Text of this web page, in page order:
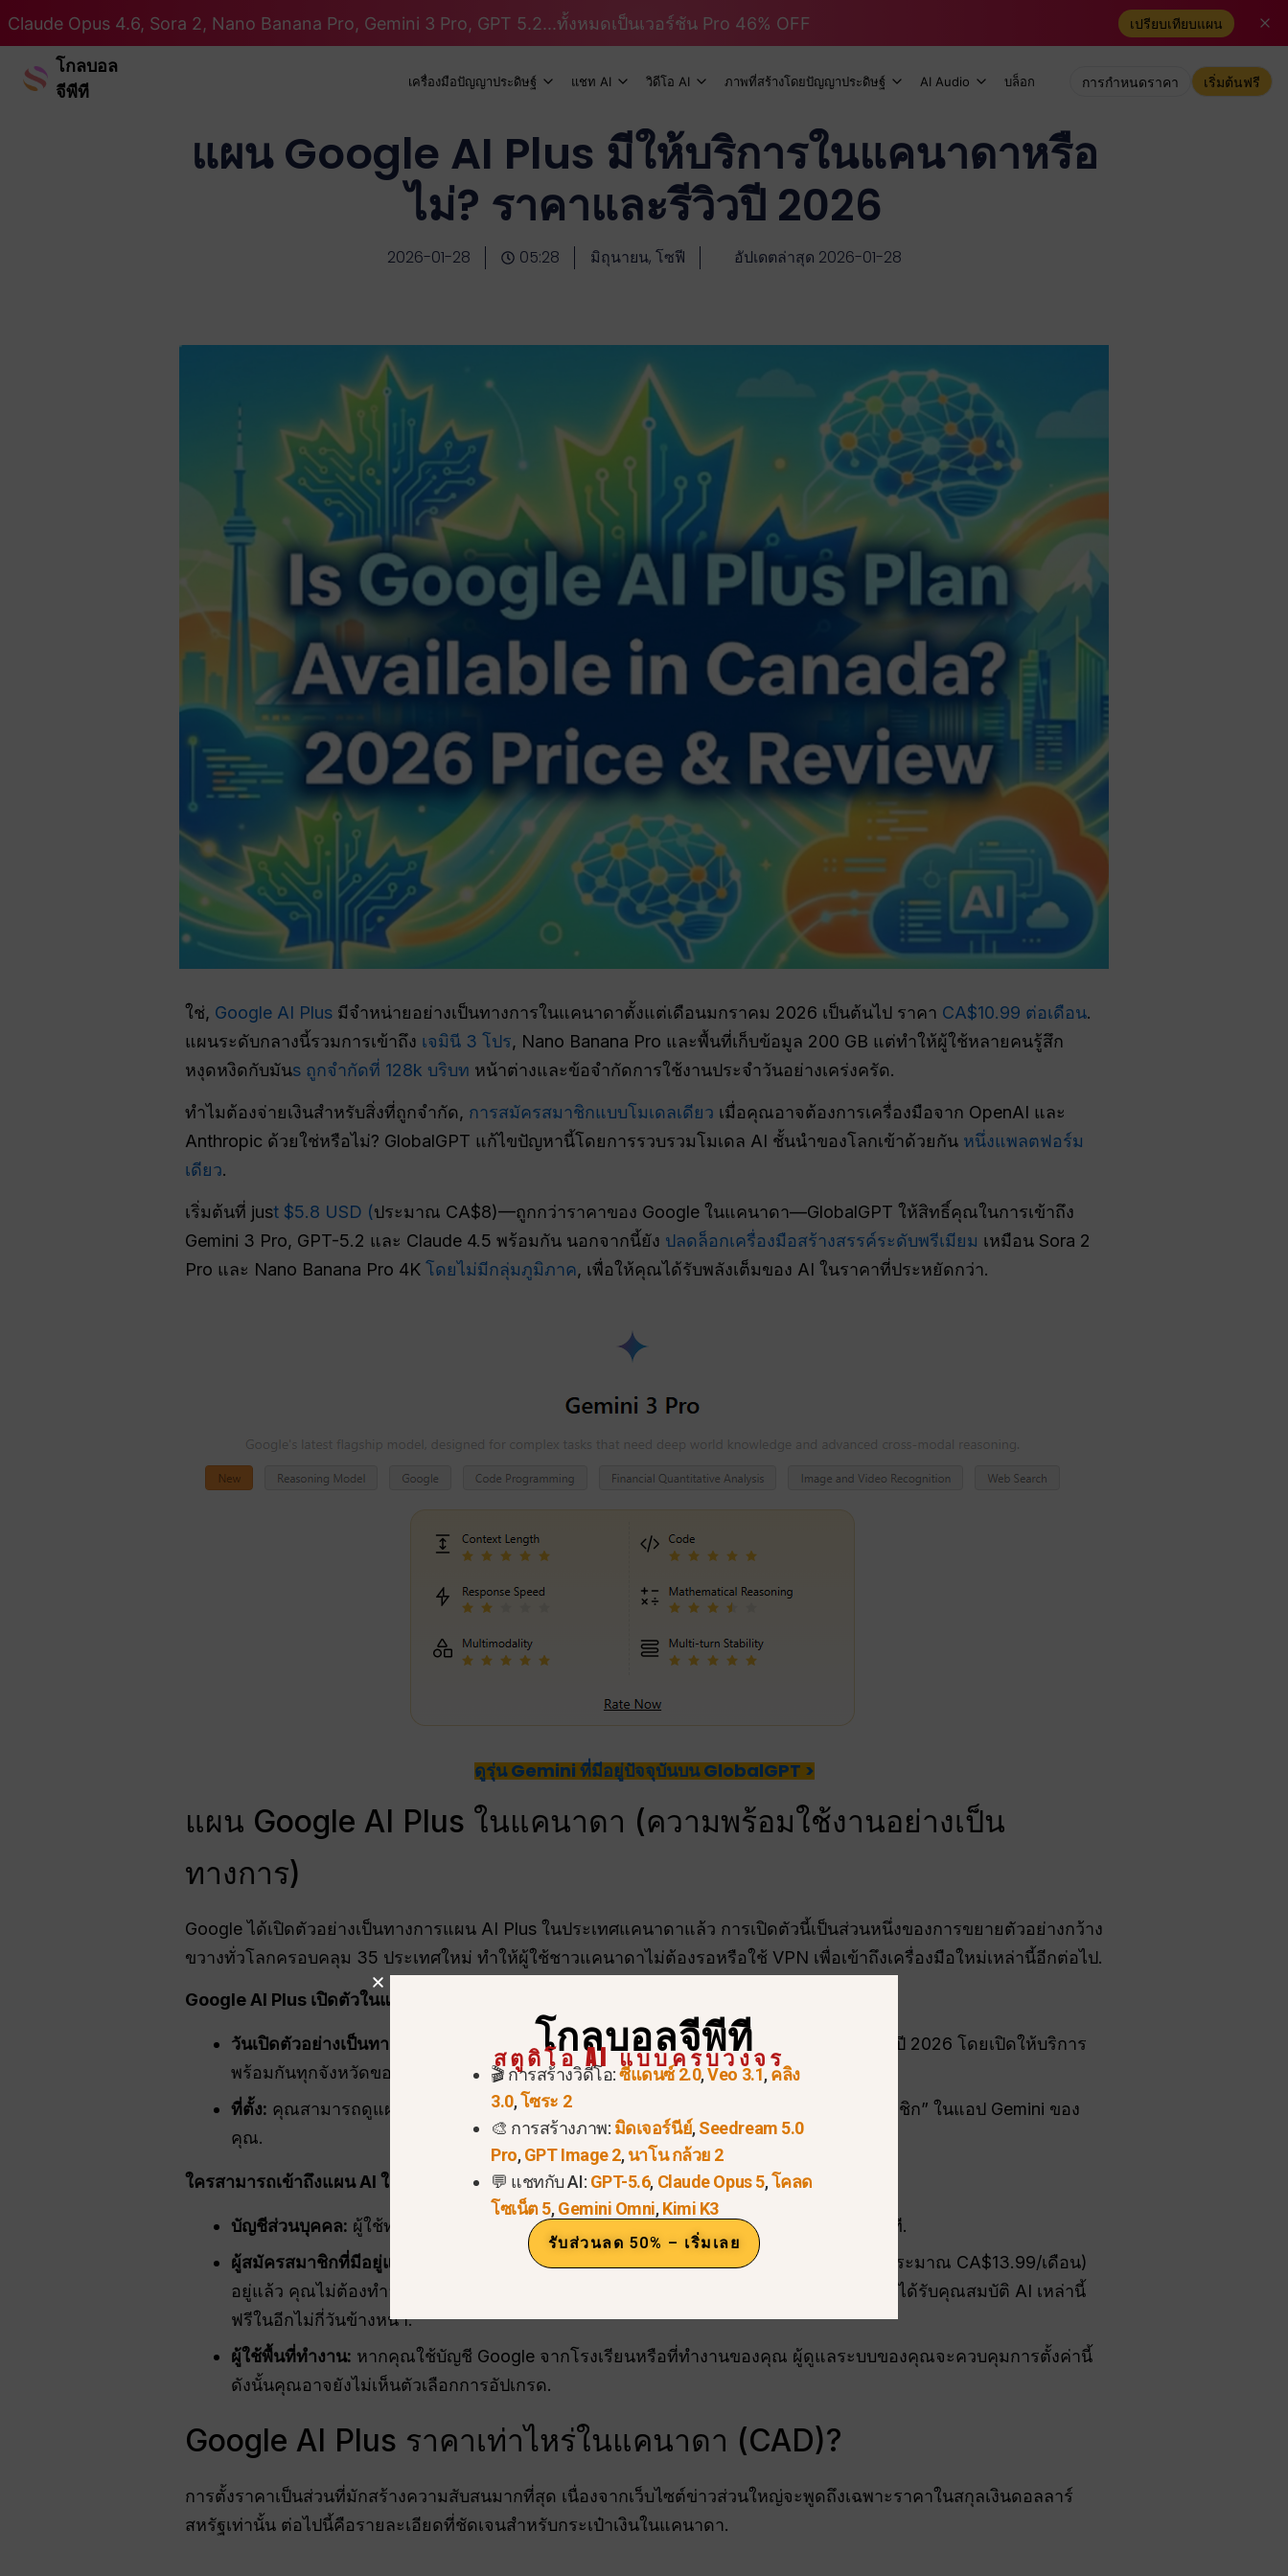
Claude Opus 4.6, Sora 2, Nano Banana Pro, Gemini 3 Pro, GPT 5.2...ทั้งหมดเป็นเวอร์ชัน Pro 46% OFF เปรียบเทียบแผน
โกลบอล
จีพีที
เครื่องมือปัญญาประดิษฐ์ แชท AI วิดีโอ AI ภาพที่สร้างโดยปัญญาประดิษฐ์ AI Audio บล็อก การกำหนดราคา เริ่มต้นฟรี
แผน Google AI Plus มีให้บริการในแคนาดาหรือ
ไม่? ราคาและรีวิวปี 2026
2026-01-28 05:28 มิถุนายน, โซฟี อัปเดตล่าสุด 2026-01-28
ใช่, Google AI Plus มีจำหน่ายอย่างเป็นทางการในแคนาดาตั้งแต่เดือนมกราคม 2026 เป็นต้นไป ราคา CA$10.99 ต่อเดือน.
แผนระดับกลางนี้รวมการเข้าถึง เจมินี 3 โปร, Nano Banana Pro และพื้นที่เก็บข้อมูล 200 GB แต่ทำให้ผู้ใช้หลายคนรู้สึก
หงุดหงิดกับมันs ถูกจำกัดที่ 128k บริบท หน้าต่างและข้อจำกัดการใช้งานประจำวันอย่างเคร่งครัด.
ทำไมต้องจ่ายเงินสำหรับสิ่งที่ถูกจำกัด, การสมัครสมาชิกแบบโมเดลเดียว เมื่อคุณอาจต้องการเครื่องมือจาก OpenAI และ
Anthropic ด้วยใช่หรือไม่? GlobalGPT แก้ไขปัญหานี้โดยการรวบรวมโมเดล AI ชั้นนำของโลกเข้าด้วยกัน หนึ่งแพลตฟอร์ม
เดียว.
เริ่มต้นที่ just $5.8 USD (ประมาณ CA$8)—ถูกกว่าราคาของ Google ในแคนาดา—GlobalGPT ให้สิทธิ์คุณในการเข้าถึง
Gemini 3 Pro, GPT-5.2 และ Claude 4.5 พร้อมกัน นอกจากนี้ยัง ปลดล็อกเครื่องมือสร้างสรรค์ระดับพรีเมียม เหมือน Sora 2
Pro และ Nano Banana Pro 4K โดยไม่มีกลุ่มภูมิภาค, เพื่อให้คุณได้รับพลังเต็มของ AI ในราคาที่ประหยัดกว่า.
ดูรุ่น Gemini ที่มีอยู่ปัจจุบันบน GlobalGPT >
แผน Google AI Plus ในแคนาดา (ความพร้อมใช้งานอย่างเป็น
ทางการ)
Google ได้เปิดตัวอย่างเป็นทางการแผน AI Plus ในประเทศแคนาดาแล้ว การเปิดตัวนี้เป็นส่วนหนึ่งของการขยายตัวอย่างกว้าง
ขวางทั่วโลกครอบคลุม 35 ประเทศใหม่ ทำให้ผู้ใช้ชาวแคนาดาไม่ต้องรอหรือใช้ VPN เพื่อเข้าถึงเครื่องมือใหม่เหล่านี้อีกต่อไป.
Google AI Plus เปิดตัวในแคนาดาเมื่อไหร่?
วันเปิดตัวอย่างเป็นทางการ:
บริการได้เริ่มให้บริการอย่างเป็นทางการในปลายเดือนมกราคมปี 2026 โดยเปิดให้บริการ
พร้อมกันทุกจังหวัดของแคนาดา.
ที่ตั้ง: คุณสามารถดูแผนใหม่ได้ทันทีโดยไปที่เว็บไซต์ Google One หรือแท็บ “การสมัครสมาชิก” ในแอป Gemini ของ
คุณ.
ใครสามารถเข้าถึงแผน AI ใหม่ได้บ้าง?
บัญชีส่วนบุคคล: ผู้ใช้ทุกคนที่มีบัญชี Gmail ส่วนบุคคลมาตรฐานสามารถสมัครสมาชิกได้ทันที.
ผู้สมัครสมาชิกที่มีอยู่แล้ว:
หากคุณชำระเงินสำหรับแพ็กเกจ Google One Premium 2TB (ประมาณ CA$13.99/เดือน)
อยู่แล้ว คุณไม่ต้องทำอะไรเพิ่มเติม Google จะอัปเกรดบัญชีของคุณโดยอัตโนมัติเพื่อให้คุณได้รับคุณสมบัติ AI เหล่านี้
ฟรีในอีกไม่กี่วันข้างหน้า.
ผู้ใช้พื้นที่ทำงาน: หากคุณใช้บัญชี Google จากโรงเรียนหรือที่ทำงานของคุณ ผู้ดูแลระบบของคุณจะควบคุมการตั้งค่านี้
ดังนั้นคุณอาจยังไม่เห็นตัวเลือกการอัปเกรด.
Google AI Plus ราคาเท่าไหร่ในแคนาดา (CAD)?
การตั้งราคาเป็นส่วนที่มักสร้างความสับสนมากที่สุด เนื่องจากเว็บไซต์ข่าวส่วนใหญ่จะพูดถึงเฉพาะราคาในสกุลเงินดอลลาร์
สหรัฐเท่านั้น ต่อไปนี้คือรายละเอียดที่ชัดเจนสำหรับกระเป๋าเงินในแคนาดา.
โกลบอลจีพีที
สตูดิโอ AI แบบครบวงจร
🎬 การสร้างวิดีโอ:ซีแดนซ์ 2.0,Veo 3.1,คลิง
3.0,โซระ 2
🎨 การสร้างภาพ: มิดเจอร์นีย์,Seedream 5.0
Pro,GPT Image 2,นาโน กล้วย 2
💬 แชทกับ AI: GPT-5.6, Claude Opus 5,โคลด
โซเน็ต 5,Gemini Omni,Kimi K3
รับส่วนลด 50% – เริ่มเลย